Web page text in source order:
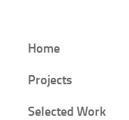
Home
Projects
Selected Work